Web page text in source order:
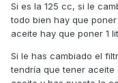
Si es la 125 cc, si le
todo bien hay que
aceite hay que poner 1
Si le has cambiado el
tendría que tener aceite